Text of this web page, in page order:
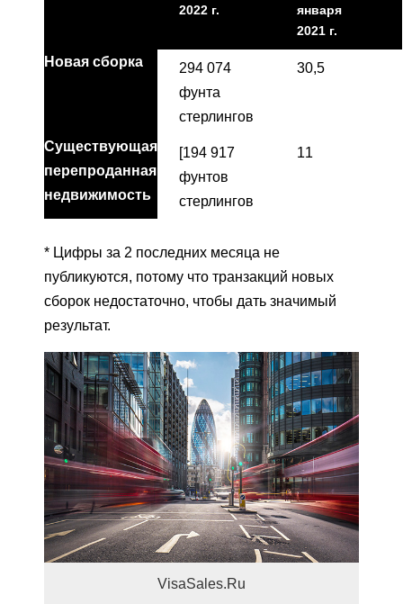
2022 г.
января
2021 г.
Новая сборка
294 074
фунта
стерлингов
30,5
Существующая
перепроданная
недвижимость
[194 917
фунтов
стерлингов
11
* Цифры за 2 последних месяца не
публикуются, потому что транзакций новых
сборок недостаточно, чтобы дать значимый
результат.
VisaSales.Ru